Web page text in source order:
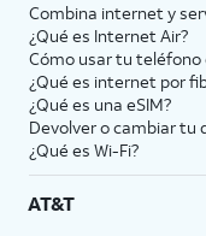
Combina internet y
¿Qué es Internet Air?
Cómo usar tu
¿Qué es internet por
¿Qué es una eSIM?
Devolver o cambiar tu
¿Qué es Wi-Fi?
AT&T